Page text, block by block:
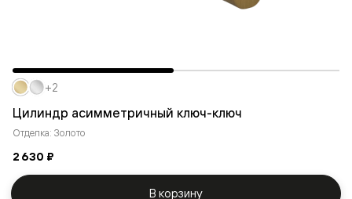
Цилиндр асимметричный ключ-ключ
Отделка: Золото
2 630 ₽
+2
В корзину